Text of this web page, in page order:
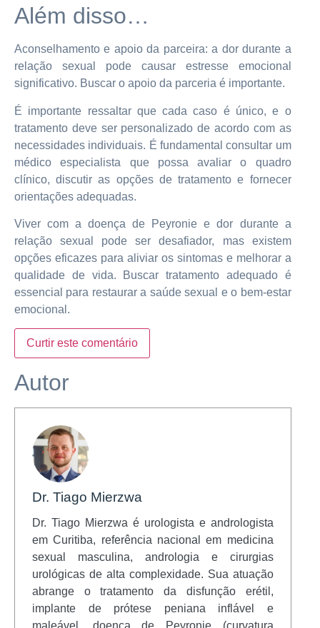
Além disso…
Aconselhamento e apoio da parceira: a dor durante a
relação sexual pode causar estresse emocional
significativo. Buscar o apoio da parceria é importante.
É importante ressaltar que cada caso é único, e o
tratamento deve ser personalizado de acordo com as
necessidades individuais. É fundamental consultar um
médico especialista que possa avaliar o quadro
clínico, discutir as opções de tratamento e fornecer
orientações adequadas.
Viver com a doença de Peyronie e dor durante a
relação sexual pode ser desafiador, mas existem
opções eficazes para aliviar os sintomas e melhorar a
qualidade de vida. Buscar tratamento adequado é
essencial para restaurar a saúde sexual e o bem-estar
emocional.
Curtir este comentário
Autor
Dr. Tiago Mierzwa
Dr. Tiago Mierzwa é urologista e andrologista
em Curitiba, referência nacional em medicina
sexual masculina, andrologia e cirurgias
urológicas de alta complexidade. Sua atuação
abrange o tratamento da disfunção erétil,
implante de prótese peniana inflável e
maleável, doença de Peyronie (curvatura